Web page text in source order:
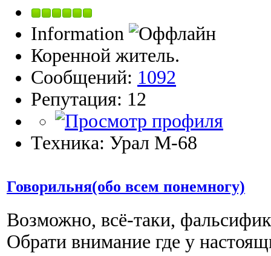
Information
Коренной житель.
Сообщений: 1092
Репутация: 12
Техника: Урал М-68
Говорильня(обо всем понемногу)
Возможно, всё-таки,
Обрати внимание где у